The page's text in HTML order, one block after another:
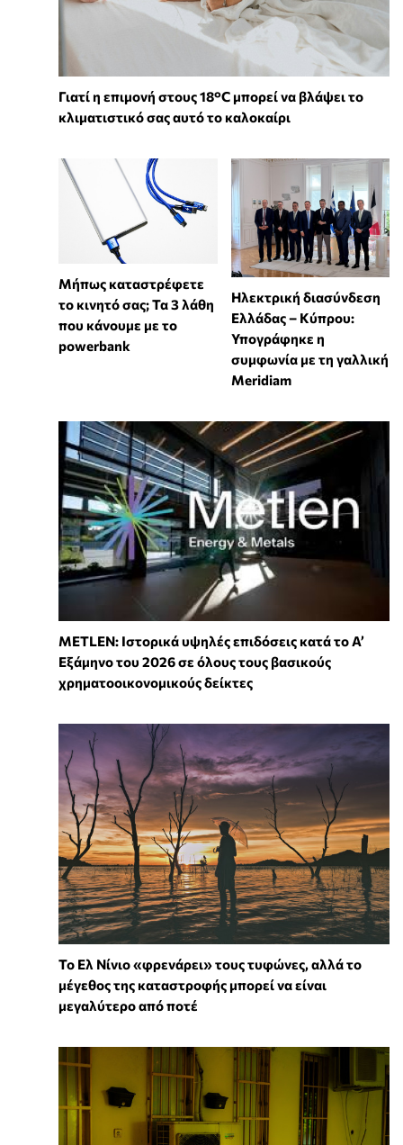
Γιατί η επιμονή στους 18°C μπορεί να βλάψει το
κλιματιστικό σας αυτό το καλοκαίρι
Μήπως καταστρέφετε
το κινητό σας; Τα 3 λάθη
που κάνουμε με το
powerbank
Ηλεκτρική διασύνδεση
Ελλάδας – Κύπρου:
Υπογράφηκε η
συμφωνία με τη γαλλική
Meridiam
METLEN: Ιστορικά υψηλές επιδόσεις κατά το Α’
Εξάμηνο του 2026 σε όλους τους βασικούς
χρηματοοικονομικούς δείκτες
Το Ελ Νίνιο «φρενάρει» τους τυφώνες, αλλά το
μέγεθος της καταστροφής μπορεί να είναι
μεγαλύτερο από ποτέ